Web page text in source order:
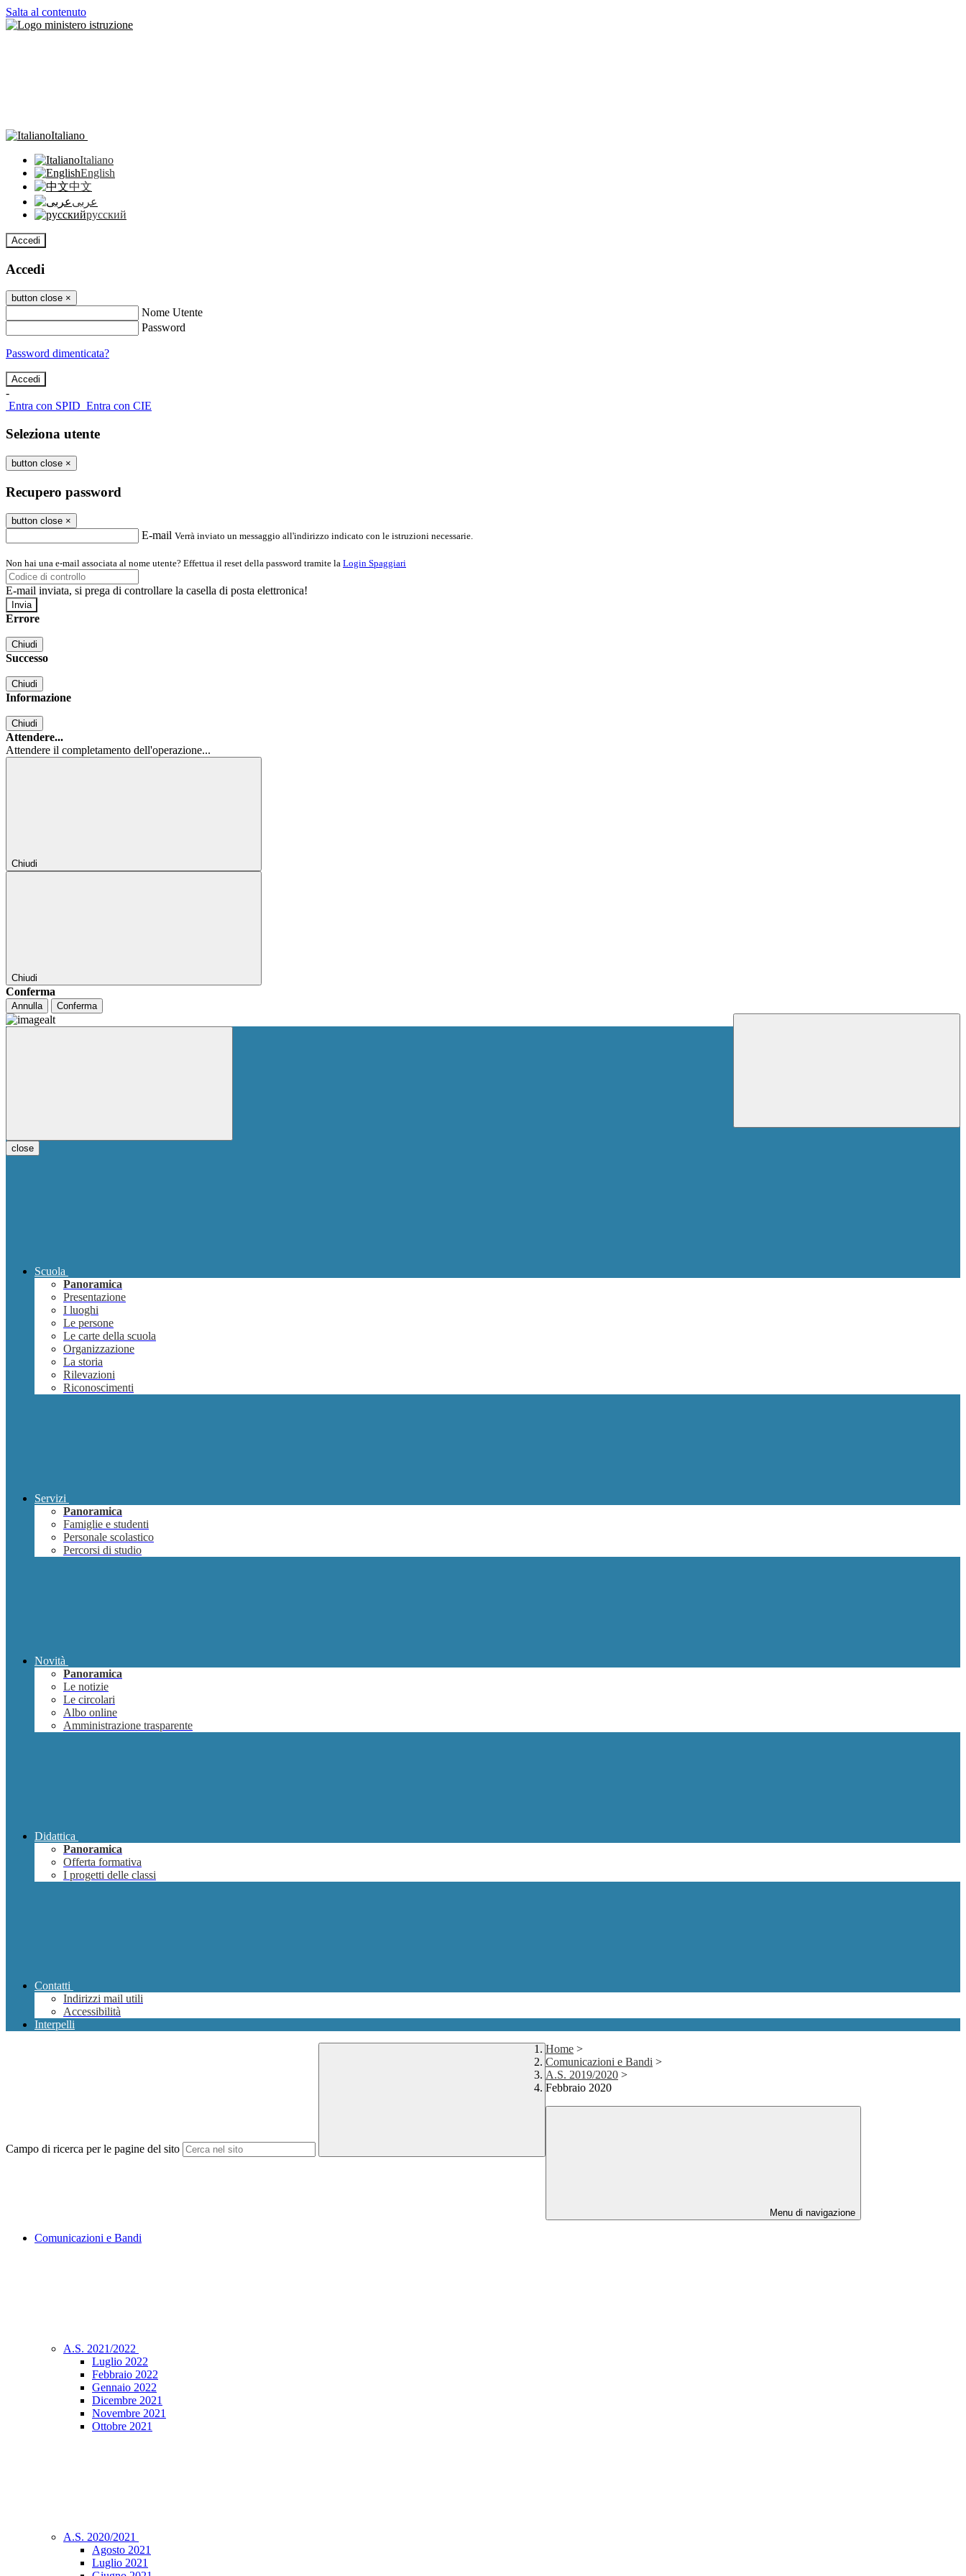
Salta al contenuto
Italiano
Italiano
English
中文
عربى
русский
Accedi
Accedi
button close ×
Nome Utente
Password
Password dimenticata?
-
Entra con SPID Entra con CIE
Seleziona utente
button close ×
Recupero password
button close ×
E-mail Verrà inviato un messaggio all'indirizzo indicato con le istruzioni necessarie.
Non hai una e-mail associata al nome utente? Effettua il reset della password tramite la Login Spaggiari
E-mail inviata, si prega di controllare la casella di posta elettronica!
Errore
Chiudi
Successo
Chiudi
Informazione
Chiudi
Attendere...
Attendere il completamento dell'operazione...
Chiudi
Chiudi
Conferma
Annulla Conferma
close
Scuola
Panoramica
Presentazione
I luoghi
Le persone
Le carte della scuola
Organizzazione
La storia
Rilevazioni
Riconoscimenti
Servizi
Panoramica
Famiglie e studenti
Personale scolastico
Percorsi di studio
Novità
Panoramica
Le notizie
Le circolari
Albo online
Amministrazione trasparente
Didattica
Panoramica
Offerta formativa
I progetti delle classi
Contatti
Indirizzi mail utili
Accessibilità
Interpelli
Campo di ricerca per le pagine del sito
Home >
Comunicazioni e Bandi >
A.S. 2019/2020 >
Febbraio 2020
Menu di navigazione
Comunicazioni e Bandi
A.S. 2021/2022
Luglio 2022
Febbraio 2022
Gennaio 2022
Dicembre 2021
Novembre 2021
Ottobre 2021
A.S. 2020/2021
Agosto 2021
Luglio 2021